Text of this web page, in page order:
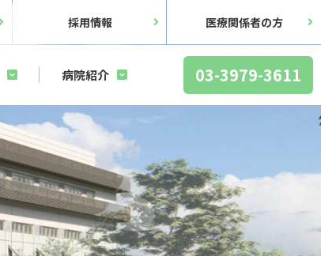
採用情報 医療関係者の方
病院紹介 03-3979-3611